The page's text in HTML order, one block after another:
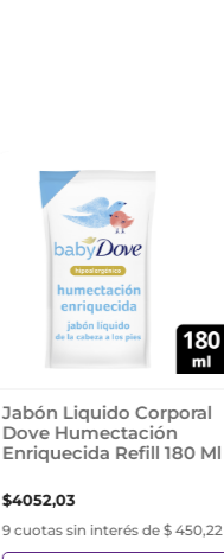
Jabón Liquido Corporal
Dove Humectación
Enriquecida Refill 180 Ml
$4052,03
9 cuotas sin interés de $ 450,22